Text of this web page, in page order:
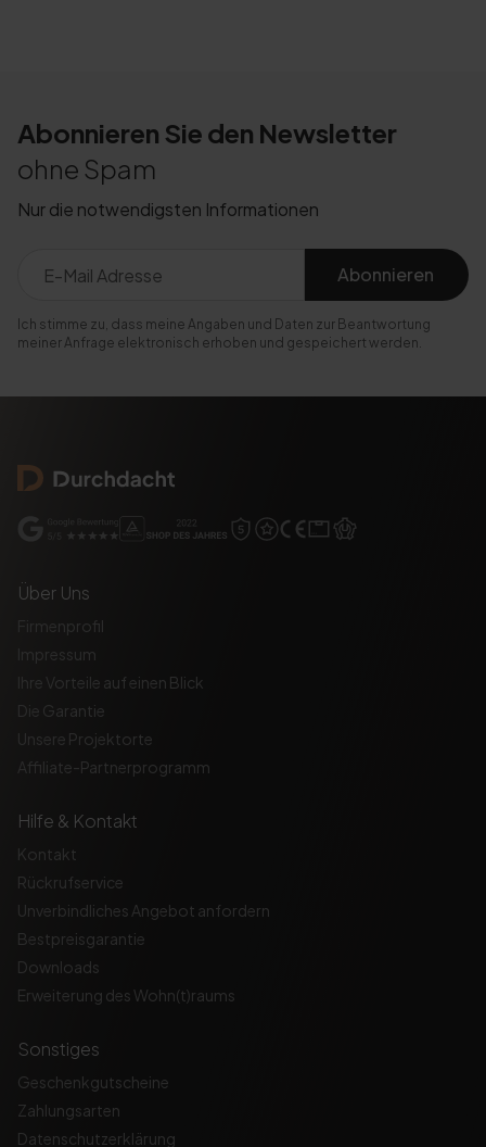
Abonnieren Sie den Newsletter
ohne Spam
Nur die notwendigsten Informationen
Abonnieren
Ich stimme zu, dass meine Angaben und Daten zur Beantwortung
meiner Anfrage elektronisch erhoben und gespeichert werden.
Über Uns
Firmenprofil
Impressum
Ihre Vorteile auf einen Blick
Die Garantie
Unsere Projektorte
Affiliate-Partnerprogramm
Hilfe & Kontakt
Kontakt
Rückrufservice
Unverbindliches Angebot anfordern
Bestpreisgarantie
Downloads
Erweiterung des Wohn(t)raums
Sonstiges
Geschenkgutscheine
Zahlungsarten
Datenschutzerklärung